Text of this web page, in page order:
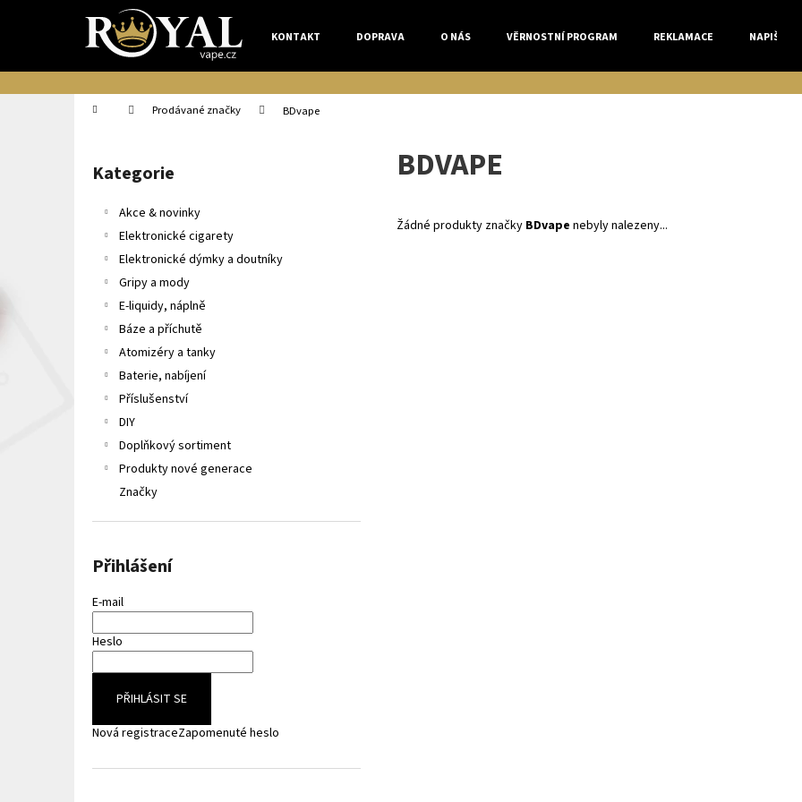
KONTAKT DOPRAVA O NÁS VĚRNOSTNÍ PROGRAM REKLAMACE NAPIŠTE
Domů Prodávané značky BDvape
Přeskočit
kategorie
Kategorie
Akce & novinky
Elektronické cigarety
Elektronické dýmky a doutníky
Gripy a mody
E-liquidy, náplně
Báze a příchutě
Atomizéry a tanky
Baterie, nabíjení
Příslušenství
DIY
Doplňkový sortiment
Produkty nové generace
Značky
Přihlášení
E-mail
Heslo
PŘIHLÁSIT SE
Nová registraceZapomenuté heslo
BDVAPE
Žádné produkty značky BDvape nebyly nalezeny...
í
k
Zpět
do
obchodu
Zpět
do
obchodu
Co potřebujete najít?
LIQUA ELEMENTS APPLE 10ML 6MG
149 Kč
Původně:165 Kč